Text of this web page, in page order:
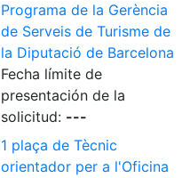
Programa de la Gerència
de Serveis de Turisme de
la Diputació de Barcelona
Fecha límite de
presentación de la
solicitud: ---
1 plaça de Tècnic
orientador per a l'Oficina